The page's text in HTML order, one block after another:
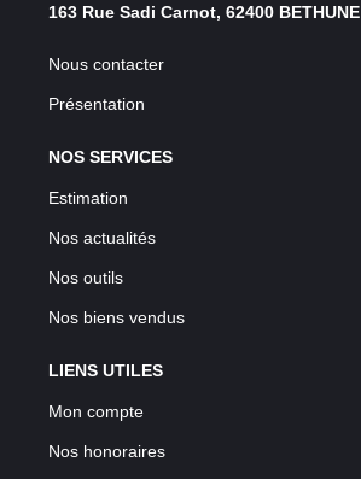
163 Rue Sadi Carnot, 62400 BETHUNE
Nous contacter
Présentation
NOS SERVICES
Estimation
Nos actualités
Nos outils
Nos biens vendus
LIENS UTILES
Mon compte
Nos honoraires